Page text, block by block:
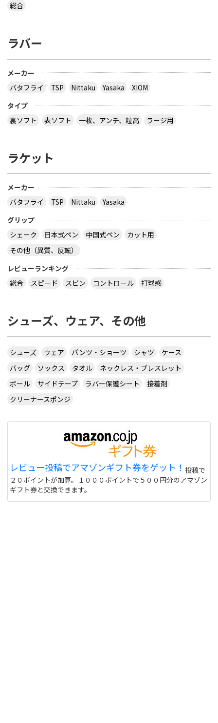
総合
ラバー
メーカー
バタフライ
TSP Nittaku Yasaka
XIOM
タイプ
裏ソフト
表ソフト 一枚、アンチ、粒高 ラージ用
ラケット
メーカー
バタフライ
TSP Nittaku
Yasaka
グリップ
シェーク
日本式ペン 中国式ペン
カット用
その他（異質、反転）
レビューランキング
総合
スピード スピン コントロール 打球感
シューズ、ウェア、その他
シューズ ウェア パンツ・ショーツ シャツ
ケース
バッグ
ソックス タオル
ネックレス・ブレスレット
ボール
サイドテープ ラバー保護シート
接着剤
クリーナースポンジ
レビュー投稿でアマゾンギフト券をゲット！ 投稿で
２０ポイントが加算。１０００ポイントで５００円分のアマゾン
ギフト券と交換できます。